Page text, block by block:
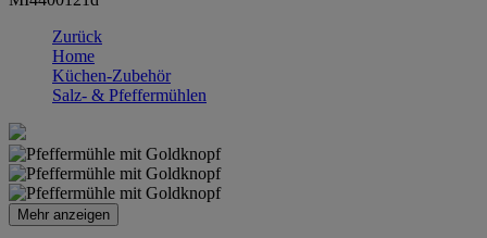
Zurück
Home
Küchen-Zubehör
Salz- & Pfeffermühlen
Mehr anzeigen